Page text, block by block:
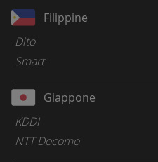
Filippine
Dito
Smart
Giappone
KDDI
NTT Docomo